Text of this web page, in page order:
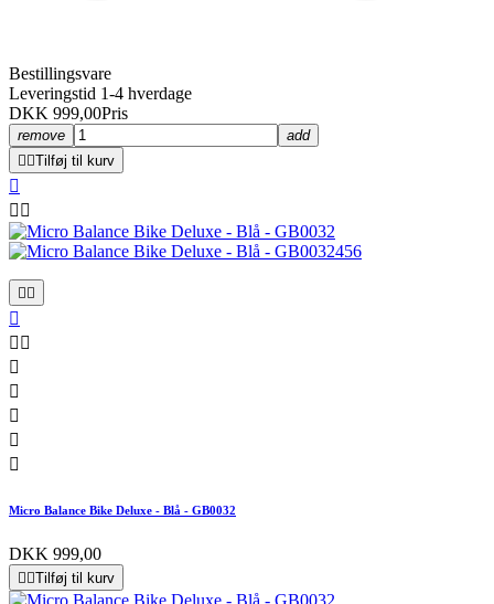
Bestillingsvare
Leveringstid 1-4 hverdage
DKK 999,00Pris
remove
add
 Tilføj til kurv

 
 

 





Micro Balance Bike Deluxe - Blå - GB0032
DKK 999,00
 Tilføj til kurv